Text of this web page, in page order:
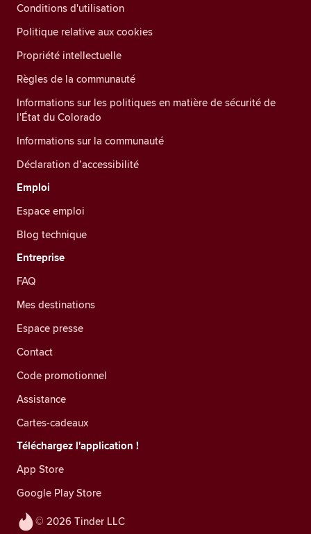
© 2026 Tinder LLC
Conditions d'utilisation
Politique relative aux cookies
Propriété intellectuelle
Règles de la communauté
Informations sur les politiques en matière de sécurité de
l'État du Colorado
Informations sur la communauté
Déclaration d’accessibilité
Emploi
Espace emploi
Blog technique
Entreprise
FAQ
Mes destinations
Espace presse
Contact
Code promotionnel
Assistance
Cartes-cadeaux
Téléchargez l'application !
App Store
Google Play Store